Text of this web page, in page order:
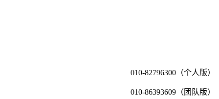
010-82796300（个人版）
010-86393609（团队版）